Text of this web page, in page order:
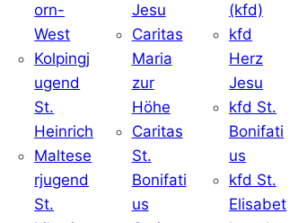
orn-
West
Kolpingj
ugend
St.
Heinrich
Maltese
rjugend
St.
Jesu
Caritas
Maria
zur
Höhe
Caritas
St.
Bonifati
us
(kfd)
kfd
Herz
Jesu
kfd St.
Bonifati
us
kfd St.
Elisabet